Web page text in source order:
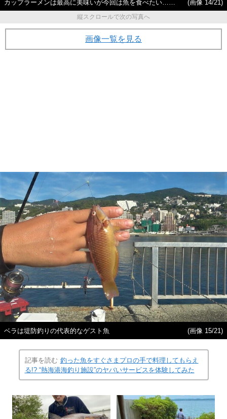
カップラーメンは最高に美味いが今回は魚を食べたい……
(画像 14/21)
縦スクロールで次の写真へ
画像一覧を見る
ベラは堤防釣りの代表的なゲスト魚 (画像 15/21)
記事を読む 釣った魚をすぐさまプロの手で料理してもらえ
る!? “熱海港海釣り施設”のヤバいサービスを体験してみた